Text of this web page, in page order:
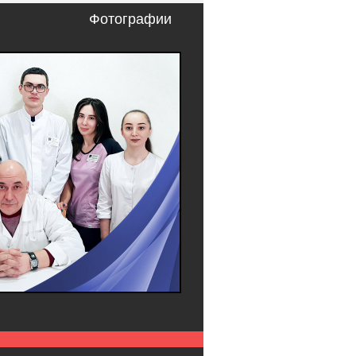
Фотографии